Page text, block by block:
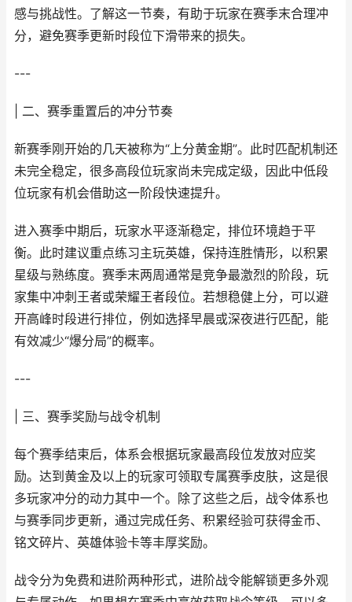
感与挑战性。了解这一节奏，有助于玩家在赛季末合理冲
分，避免赛季更新时段位下滑带来的损失。
---
| 二、赛季重置后的冲分节奏
新赛季刚开始的几天被称为“上分黄金期”。此时匹配机制还
未完全稳定，很多高段位玩家尚未完成定级，因此中低段
位玩家有机会借助这一阶段快速提升。
进入赛季中期后，玩家水平逐渐稳定，排位环境趋于平
衡。此时建议重点练习主玩英雄，保持连胜情形，以积累
星级与熟练度。赛季末两周通常是竞争最激烈的阶段，玩
家集中冲刺王者或荣耀王者段位。若想稳健上分，可以避
开高峰时段进行排位，例如选择早晨或深夜进行匹配，能
有效减少“爆分局”的概率。
---
| 三、赛季奖励与战令机制
每个赛季结束后，体系会根据玩家最高段位发放对应奖
励。达到黄金及以上的玩家可领取专属赛季皮肤，这是很
多玩家冲分的动力其中一个。除了这些之后，战令体系也
与赛季同步更新，通过完成任务、积累经验可获得金币、
铭文碎片、英雄体验卡等丰厚奖励。
战令分为免费和进阶两种形式，进阶战令能解锁更多外观